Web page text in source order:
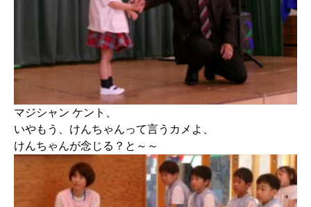
マジシャン ケント、
いやもう、けんちゃんって言うカメよ、
けんちゃんが念じる？と～～